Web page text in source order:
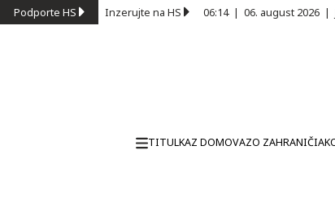
Podporte HS Inzerujte na HS 06:14| 06. august 2026 |
TITULKAZ DOMOVAZO ZAHRANIČIA